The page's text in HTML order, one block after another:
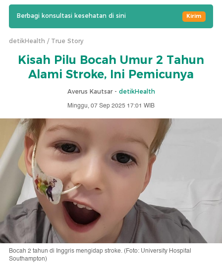
Berbagi konsultasi kesehatan di sini Kirim
detikHealth True Story
Kisah Pilu Bocah Umur 2 Tahun
Alami Stroke, Ini Pemicunya
Averus Kautsar - detikHealth
Minggu, 07 Sep 2025 17:01 WIB
Bocah 2 tahun di Inggris mengidap stroke. (Foto: University Hospital
Southampton)